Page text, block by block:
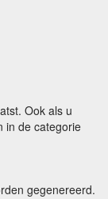
Ook als u
in de categorie
gegenereerd.